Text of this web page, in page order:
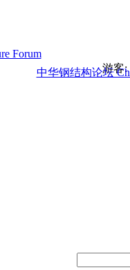
游
中华钢结构论坛